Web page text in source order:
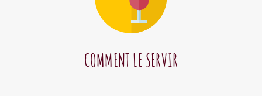
COMMENT LE SERVIR